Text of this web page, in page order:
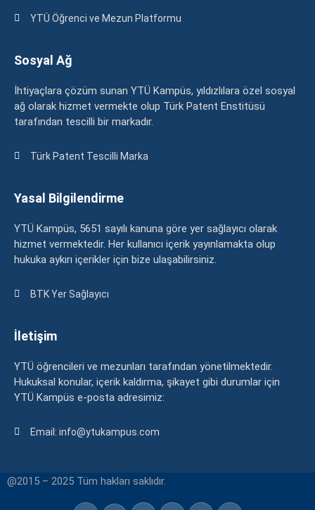
YTÜ Öğrenci ve Mezun Platformu
Sosyal Ağ
İhtiyaçlara çözüm sunan YTÜ Kampüs, yıldızlılara özel sosyal
ağ olarak hizmet vermekte olup Türk Patent Enstitüsü
tarafından tescilli bir markadır.
Türk Patent Tescilli Marka
Yasal Bilgilendirme
YTÜ Kampüs, 5651 sayılı kanuna göre yer sağlayıcı olarak
hizmet vermektedir. Her kullanıcı içerik yayınlamakta olup
hukuka aykırı içerikler için bize ulaşabilirsiniz.
BTK Yer Sağlayıcı
İletişim
YTÜ öğrencileri ve mezunları tarafından yönetilmektedir.
Hukuksal konular, içerik kaldırma, şikayet gibi durumlar için
YTÜ Kampüs e-posta adresimiz:
Email: info@ytukampus.com
@2015 – 2025 Tüm hakları saklıdır.